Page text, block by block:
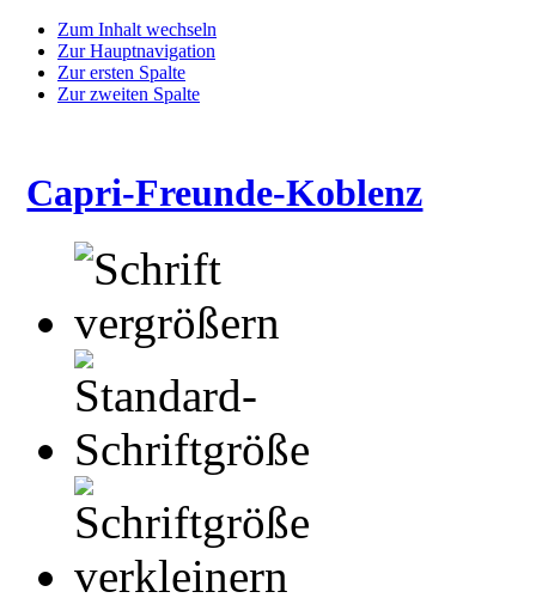
Zum Inhalt wechseln
Zur Hauptnavigation
Zur ersten Spalte
Zur zweiten Spalte
Capri-Freunde-Koblenz